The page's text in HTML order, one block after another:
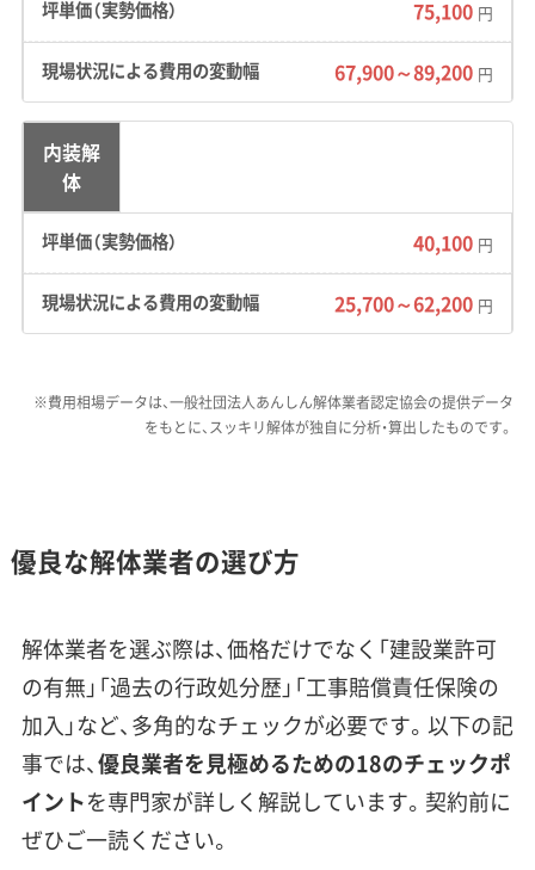
性があるエリアでは、業者選びが特
に重要です。私がこれまで見てきた
トラブルで多いのが、届出を忘れて
査は済んでいますか？」と業者側か
ら確認してくれるような、経験豊富
な会社を選ぶのが失敗しないため
のポイントです。
存在が、解体工事の計画で特に注意すべき点で
す。
古河市で解体工事を計画する際は、目に見える建物
だけでなく、その土地が持つ歴史的な背景も考慮に
75,100 円
67,900～89,200 円
内装解
体
40,100 円
25,700～62,200 円
※費用相場データは、一般社団法人あんしん解体業者認定協会の提供データ
をもとに、スッキリ解体が独自に分析・算出したものです。
優良な解体業者の選び方
解体業者を選ぶ際は、価格だけでなく「建設業許可
の有無」「過去の行政処分歴」「工事賠償責任保険の
加入」など、多角的なチェックが必要です。以下の記
事では、優良業者を見極めるための18のチェックポ
イントを専門家が詳しく解説しています。契約前に
ぜひご一読ください。